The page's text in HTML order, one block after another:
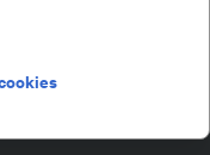
for innhold de